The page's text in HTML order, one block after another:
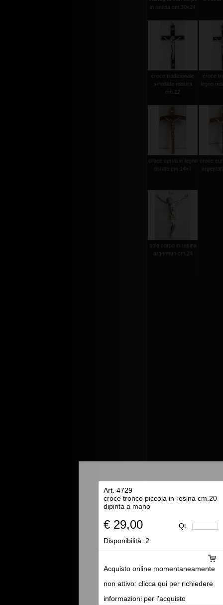
Art. 4729
croce tronco piccola in resina cm.20
dipinta a mano
€ 29,00 Qt.
Acquisto online momentaneamente
non attivo: clicca qui per richiedere
informazioni per l'acquisto
Disponibilità: 2
in resina cm.30x24
croce tradizionale
smaltata misura
cm.12
croce
legno
croce curva in legno
dorata cm.14x7
croce
solo corpo in resina
argentato cm.24